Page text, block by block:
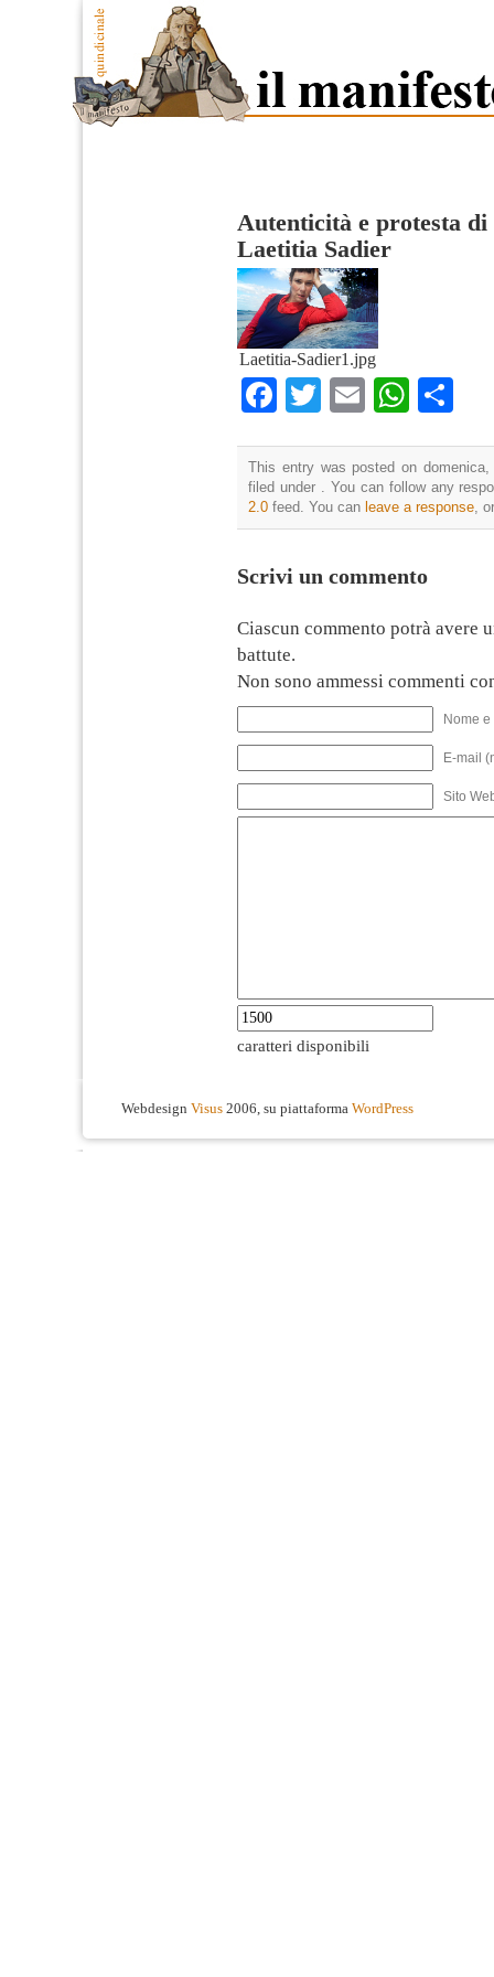
Autenticità e protesta
Laetitia Sadier
Laetitia-Sadier1.jpg
Facebook
TwitterEmail
This entry was posted on
filed under . You can follow any
2.0 feed. You can leave a response ,
Scrivi un commento
Ciascun commento potrà avere
battute.
Non sono ammessi commenti
Nome
E-mail
Sito
caratteri disponibili
Webdesign Visus 2006, su piattaforma WordPress